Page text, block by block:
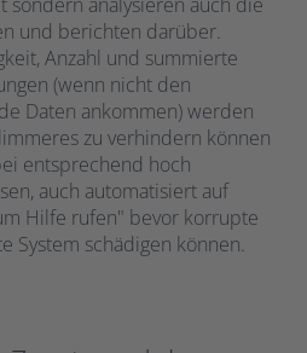
und berichten darüber.
Anzahl und summierte
(wenn nicht den
Daten ankommen) werden
zu verhindern können
entsprechend hoch
auch automatisiert auf
Hilfe rufen" bevor korrupte
System schädigen können.